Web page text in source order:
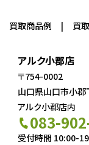
買取商品例 買
アルク小郡店
〒754-0002
山口県山口市小
アルク小郡店内
083-
受付時間 10:00-